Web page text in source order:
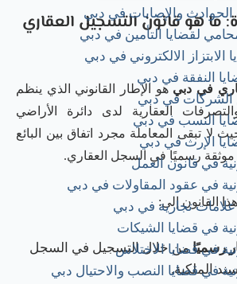
والإصابات في دبي
لقضايا التأمين في دبي
الابتزاز الالكتروني في دبي
النفقة في دبي
في دبي
النسب في دبي
الإرث في دبي
في قانون العمل
في عقود المقاولات في دبي
تجارية في دبي
في قضايا الشيكات
في قضايا الاختلاس
في قضايا النصب والاحتيال دبي
ما هو قانون التسجيل العقاري
في دبي هو الإطار القانوني الذي ينظم
العقارية لدى دائرة الأراضي
لا تبقى المعاملة مجرد اتفاق بين البائع
رسميًا في السجل العقاري.
القانون إلى:
رسميًامن خلال التسجيل في السجل
الملكية.